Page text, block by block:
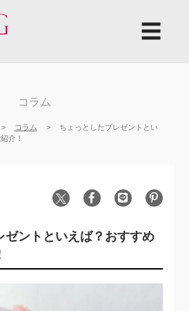
☰
コラム
コラム
ちょっとしたプレゼントとい
介！
ゼントといえば？おすすめ